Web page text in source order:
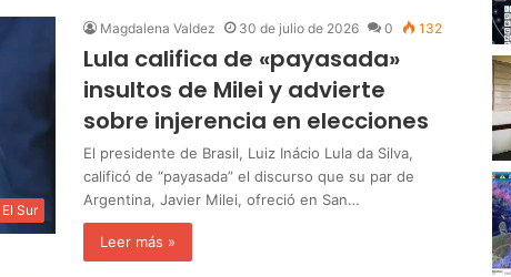
El Sur
Magdalena Valdez 30 de julio de 2026 0 132
Lula califica de «payasada»
insultos de Milei y advierte
sobre injerencia en elecciones
El presidente de Brasil, Luiz Inácio Lula da Silva,
calificó de “payasada” el discurso que su par de
Argentina, Javier Milei, ofreció en San…
Leer más »